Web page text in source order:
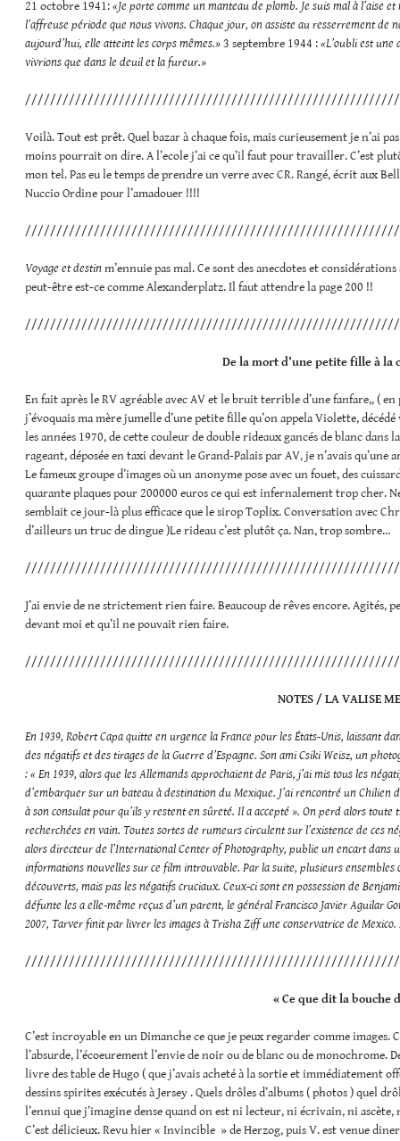
21 octobre 1941:«Je porte comme un manteau de plomb. Je suis mal à l’aise
l’affreuse période que nous vivons. Chaque jour, on assiste au resserrement de
aujourd’hui, elle atteint les corps mêmes.»3 septembre 1944 :«L’oubli est une
vivrions que dans le deuil et la fureur.»
Voilà. Tout est prêt. Quel bazar à chaque fois, mais curieusement je n’ai
moins pourrait on dire. A l’ecole j’ai ce qu’il faut pour travailler. C’est
mon tel. Pas eu le temps de prendre un verre avec CR. Rangé, écrit aux
Nuccio Ordine pour l’amadouer !!!!
Voyage et destinm’ennuie pas mal. Ce sont des anecdotes et
peut-être est-ce comme Alexanderplatz. Il faut attendre la page 200 !!
De la mort d’une petite fille à la
En fait après le RV agréable avec AV et le bruit terrible d’une fanfare,, (
j’évoquais ma mère jumelle d’une petite fille qu’on appela Violette,
les années 1970, de cette couleur de double rideaux gancés de blanc dans
rageant, déposée en taxi devant le Grand-Palais par AV, je n’avais
Le fameux groupe d’images où un anonyme pose avec un fouet, des
quarante plaques pour 200000 euros ce qui est infernalement trop cher.
semblait ce jour-là plus efficace que le sirop Toplix. Conversation avec
d’ailleurs un truc de dingue )Le rideau c’est plutôt ça. Nan, trop sombre…
J’ai envie de ne strictement rien faire. Beaucoup de rêves encore. Agités,
devant moi et qu’il ne pouvait rien faire.
NOTES / LA VALISE
En 1939, Robert Capa quitte en urgence la France pour les États-Unis, laissant
des négatifs et des tirages de la Guerre d’Espagne. Son ami Csiki Weisz, un
: « En 1939, alors que les Allemands approchaient de Paris, j’ai mis tous les
d’embarquer sur un bateau à destination du Mexique. J’ai rencontré un
à son consulat pour qu’ils y restent en sûreté. Il a accepté ». On perd alors
recherchées en vain. Toutes sortes de rumeurs circulent sur l’existence de ces
alors directeur de l’International Center of Photography, publie un encart
informations nouvelles sur ce film introuvable. Par la suite, plusieurs ensembles
découverts, mais pas les négatifs cruciaux. Ceux-ci sont en possession de
défunte les a elle-même reçus d’un parent, le général Francisco Javier Aguilar
2007, Tarver finit par livrer les images à Trisha Ziff une conservatrice de
« Ce que dit la bouche
C’est incroyable en un Dimanche ce que je peux regarder comme
l’absurde, l’écoeurement l’envie de noir ou de blanc ou de monochrome.
livre des table de Hugo ( que j’avais acheté à la sortie et immédiatement
dessins spirites exécutés à Jersey . Quels drôles d’albums ( photos ) quel
l’ennui que j’imagine dense quand on est ni lecteur, ni écrivain, ni
C’est délicieux. Revu hier « Invincible » de Herzog, puis V. est venue